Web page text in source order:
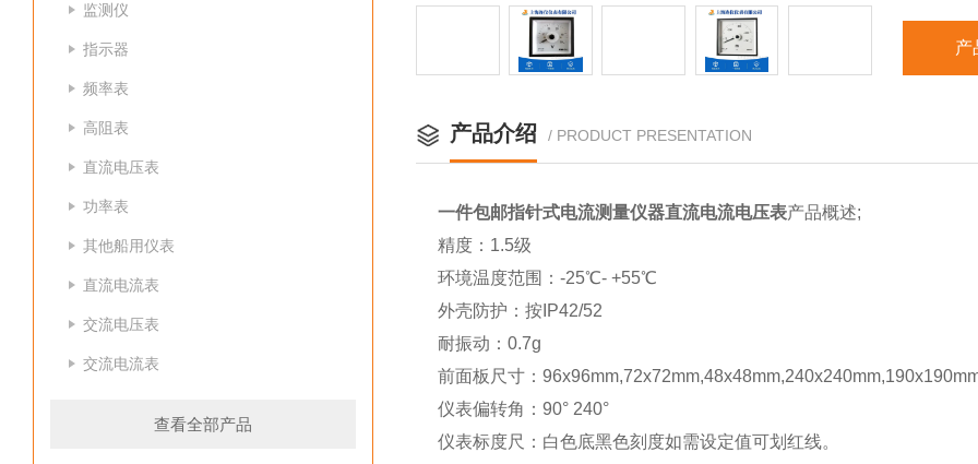
监测仪
指示器
频率表
高阻表
直流电压表
功率表
其他船用仪表
直流电流表
交流电压表
交流电流表
查看全部产品
产
产品介绍 / PRODUCT PRESENTATION
一件包邮指针式电流测量仪器直流电流电压表产品概述;
精度：1.5级
环境温度范围：-25℃- +55℃
外壳防护：按IP42/52
耐振动：0.7g
前面板尺寸：
仪表偏转角：90° 240°
仪表标度尺：白色底黑色刻度如需设定值可划红线。